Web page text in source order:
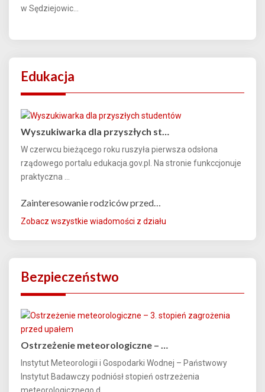
w Sędziejowic...
Edukacja
Wyszukiwarka dla przyszłych st…
W czerwcu bieżącego roku ruszyła pierwsza odsłona
rządowego portalu edukacja.gov.pl. Na stronie funkccjonuje
praktyczna ...
Zainteresowanie rodziców przed…
Zobacz wszystkie wiadomości z działu
Bezpieczeństwo
Ostrzeżenie meteorologiczne – …
Instytut Meteorologii i Gospodarki Wodnej – Państwowy
Instytut Badawczy podniósł stopień ostrzeżenia
meteorologicznego d...